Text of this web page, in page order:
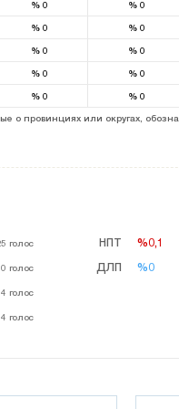
%0 % 0
%0 % 0
%0 % 0
%0 % 0
%0 % 0
о провинциях или округах,
голос
голос
голос
голос
НПТ
ДЛП
%0,1
%0
%0,1
%0